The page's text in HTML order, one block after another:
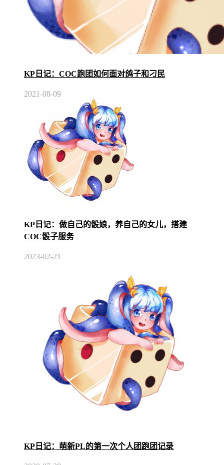
KP日记：COC跑团如何面对鸽子和刁民
2021-08-09
KP日记：做自己的骰娘，养自己的女儿，搭建
COC骰子服务
2023-02-21
KP日记：萌新PL的第一次个人团跑团记录